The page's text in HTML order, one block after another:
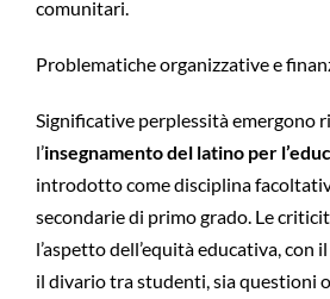
comunitari.
Problematiche organizzative e
Significative perplessità emergono
l’insegnamento del latino per
introdotto come disciplina
secondarie di primo grado. Le
l’aspetto dell’equità educativa, con
il divario tra studenti, sia questioni